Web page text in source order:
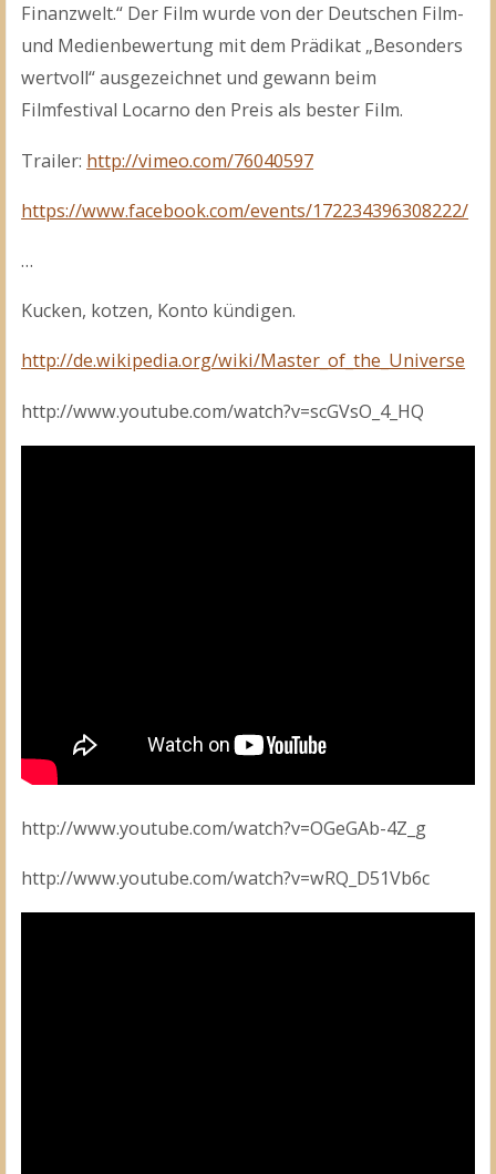
Finanzwelt.“ Der Film wurde von der Deutschen Film-
und Medienbewertung mit dem Prädikat „Besonders
wertvoll“ ausgezeichnet und gewann beim
Filmfestival Locarno den Preis als bester Film.
Trailer: http://vimeo.com/76040597
https://www.facebook.com/events/172234396308222/
…
Kucken, kotzen, Konto kündigen.
http://de.wikipedia.org/wiki/Master_of_the_Universe
http://www.youtube.com/watch?v=scGVsO_4_HQ
http://www.youtube.com/watch?v=OGeGAb-4Z_g
http://www.youtube.com/watch?v=wRQ_D51Vb6c